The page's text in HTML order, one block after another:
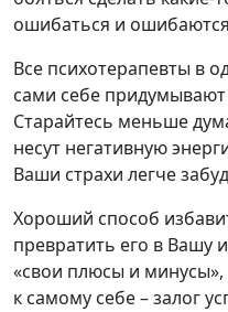
ошибаться и
Все психотерапевты в
сами себе
Старайтесь меньше
несут негативную
Ваши страхи легче
Хороший способ
превратить его в Вашу
«свои плюсы и
к самому себе – залог